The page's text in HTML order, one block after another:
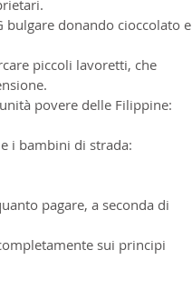
bulgare donando cioccolato e
piccoli lavoretti, che
povere delle Filippine:
i bambini di strada:
pagare, a seconda di
sui principi